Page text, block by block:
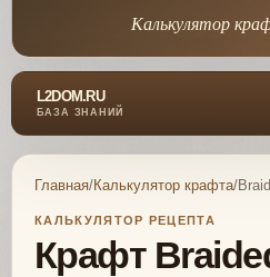
Калькулятор
L2DOM.RU
БАЗА ЗНАНИЙ
Главная/Калькулятор крафта/
КАЛЬКУЛЯТОР РЕЦЕПТА
Крафт